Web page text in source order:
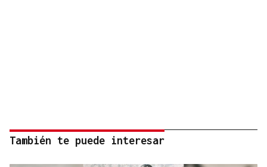
También te puede interesar